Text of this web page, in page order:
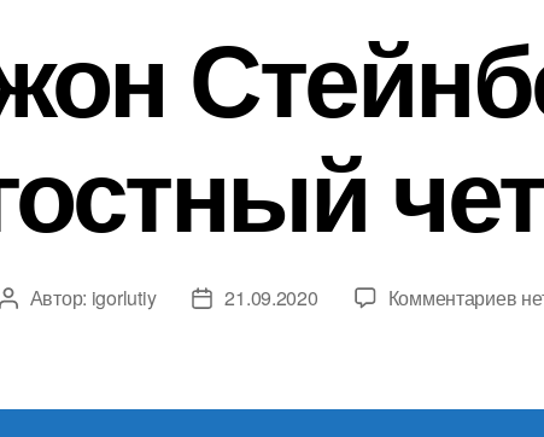
Автор
Автор: igorlutiy
Дата21.09.2020 Комментариевк